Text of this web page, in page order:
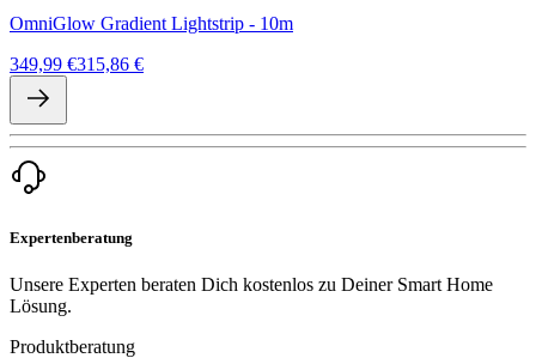
OmniGlow Gradient Lightstrip - 10m
349,99 €315,86 €
Expertenberatung
Unsere Experten beraten Dich kostenlos zu Deiner Smart Home
Lösung.
Produktberatung